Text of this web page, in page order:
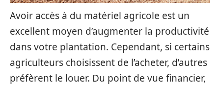
Avoir accès à du matériel agricole est un
excellent moyen d’augmenter la productivité
dans votre plantation. Cependant, si certains
agriculteurs choisissent de l’acheter, d’autres
préfèrent le louer. Du point de vue financier,